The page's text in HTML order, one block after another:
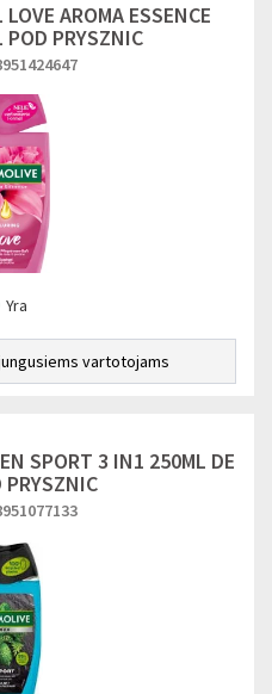
AROMA ESSENCE
POD PRYSZNIC
Yra
vartotojams
SPORT 3 IN1 250ML DE
PRYSZNIC